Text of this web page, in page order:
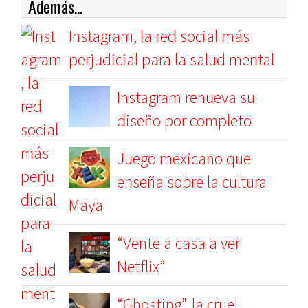
Además...
Instagram, la red social más
perjudicial para la salud mental
Instagram renueva su
diseño por completo
Juego mexicano que
enseña sobre la cultura
Maya
“Vente a casa a ver
Netflix”